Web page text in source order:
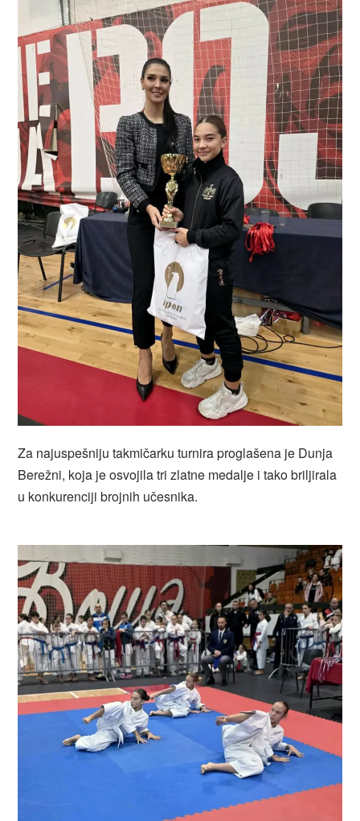
Za najuspešniju takmičarku turnira proglašena je Dunja
Berežni, koja je osvojila tri zlatne medalje i tako briljirala
u konkurenciji brojnih učesnika.